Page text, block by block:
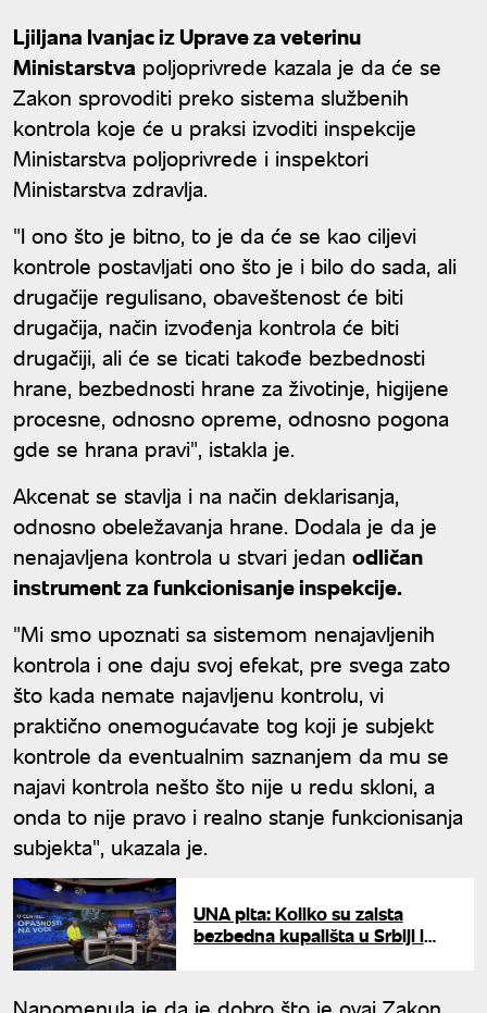
Ljiljana Ivanjac iz Uprave za veterinu
Ministarstva poljoprivrede kazala je da će se
Zakon sprovoditi preko sistema službenih
kontrola koje će u praksi izvoditi inspekcije
Ministarstva poljoprivrede i inspektori
Ministarstva zdravlja.
"I ono što je bitno, to je da će se kao ciljevi
kontrole postavljati ono što je i bilo do sada, ali
drugačije regulisano, obaveštenost će biti
drugačija, način izvođenja kontrola će biti
drugačiji, ali će se ticati takođe bezbednosti
hrane, bezbednosti hrane za životinje, higijene
procesne, odnosno opreme, odnosno pogona
gde se hrana pravi", istakla je.
Akcenat se stavlja i na način deklarisanja,
odnosno obeležavanja hrane. Dodala je da je
nenajavljena kontrola u stvari jedan odličan
instrument za funkcionisanje inspekcije.
"Mi smo upoznati sa sistemom nenajavljenih
kontrola i one daju svoj efekat, pre svega zato
što kada nemate najavljenu kontrolu, vi
praktično onemogućavate tog koji je subjekt
kontrole da eventualnim saznanjem da mu se
najavi kontrola nešto što nije u redu skloni, a
onda to nije pravo i realno stanje funkcionisanja
subjekta", ukazala je.
UNA pita: Koliko su zaista
bezbedna kupališta u Srbiji i
Napomenula je da je dobro što je ovaj Zakon